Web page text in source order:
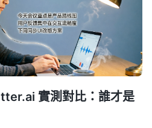
實測對比：誰才是